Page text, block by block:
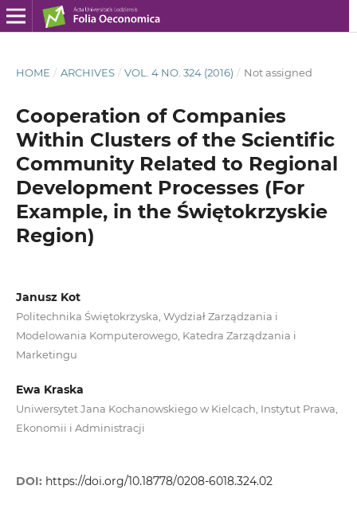
HOME / ARCHIVES / VOL. 4 NO. 324 (2016) / Not assigned
Cooperation of Companies
Within Clusters of the Scientific
Community Related to Regional
Development Processes (For
Example, in the Świętokrzyskie
Region)
Janusz Kot
Politechnika Świętokrzyska, Wydział Zarządzania i
Modelowania Komputerowego, Katedra Zarządzania i
Marketingu
Ewa Kraska
Uniwersytet Jana Kochanowskiego w Kielcach, Instytut Prawa,
Ekonomii i Administracji
DOI: https://doi.org/10.18778/0208-6018.324.02